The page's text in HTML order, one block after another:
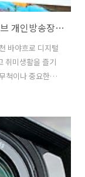
로지텍 웹캠 스트림캠(StreamCam), 유튜브 개인방송장비로 추천
바야흐로 디지털
취미생활을 즐기
척이나 중요한데
고정된 장소에
지텍 포 크리에이
적인 크리에이터
등이 있습니다. 라
드하여 퀄리티
용 신제품들이